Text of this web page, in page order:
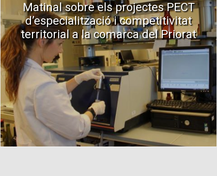
Matinal sobre els projectes PECT
d’especialització i competitivitat
territorial a la comarca del Priorat